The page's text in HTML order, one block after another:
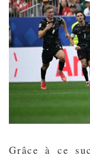
Grâce à ce